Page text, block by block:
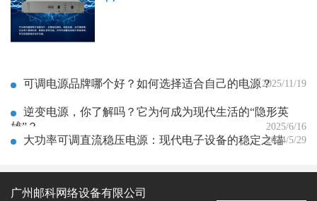
可调电源品牌哪个好？如何选择适合自己的电源？2025/11/19
逆变电源，你了解吗？它为何成为现代生活的“隐形英
雄”？
2025/6/16
大功率可调直流稳压电源：现代电子设备的稳定之锚2024/5/29
广州邮科网络设备有限公司